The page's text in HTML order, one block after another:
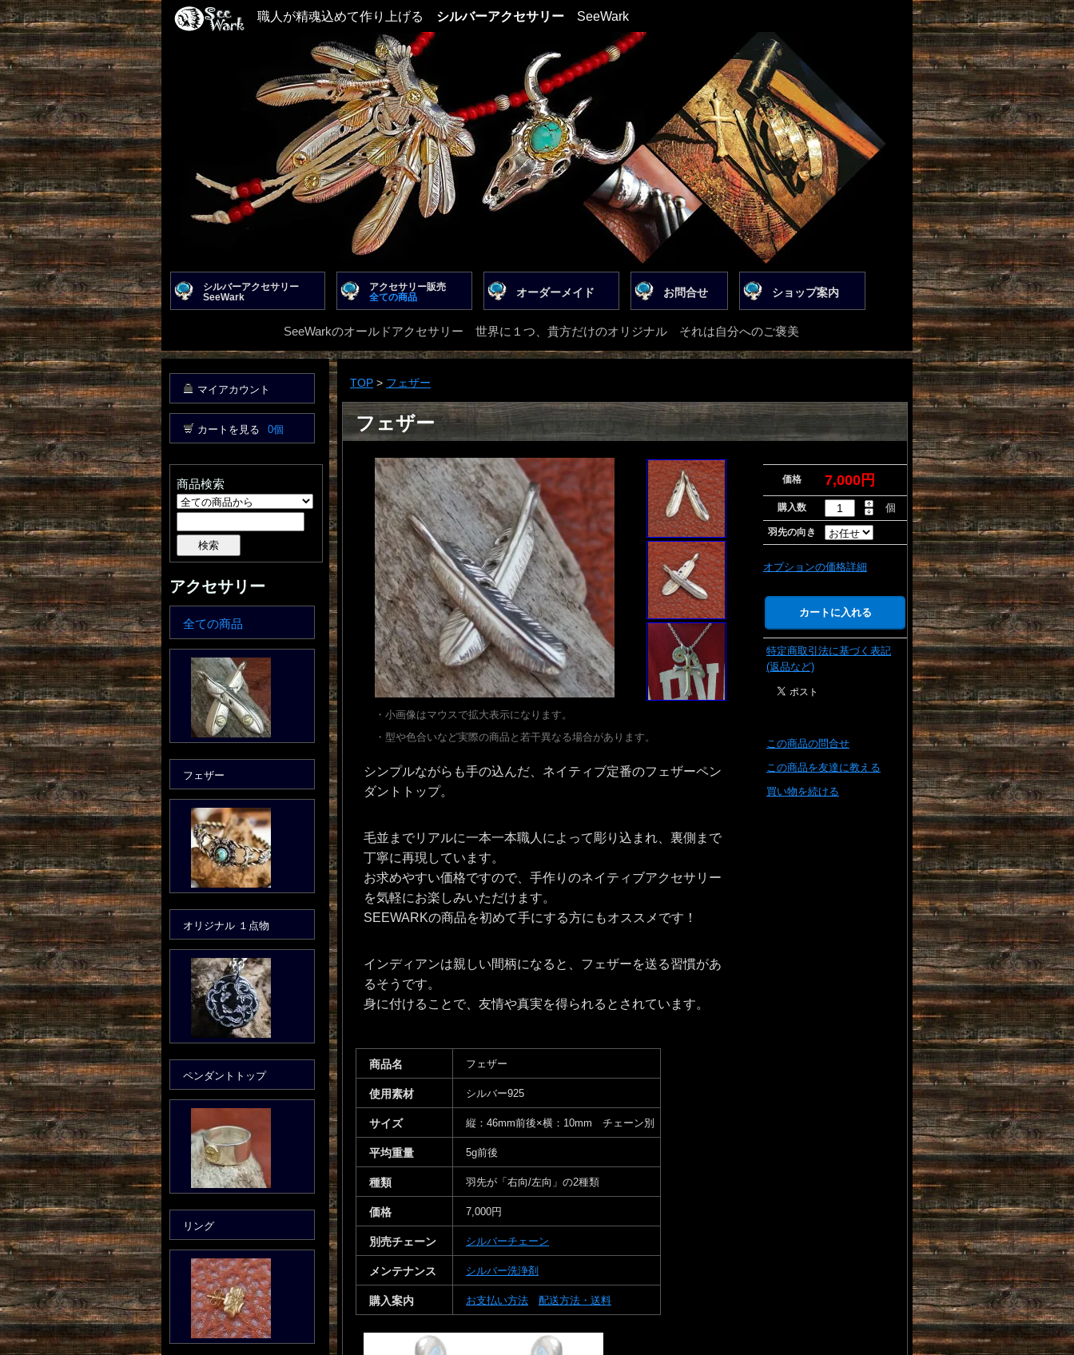
職人が精魂込めて作り上げる シルバーアクセサリー SeeWark
シルバーアクセサリー
SeeWark
アクセサリー販売
全ての商品
オーダーメイド お問合せ ショップ案内
SeeWarkのオールドアクセサリー 世界に１つ、貴方だけのオリジナル それは自分へのご褒美
TOP > フェザー
フェザー
価格 7,000円
購入数 個
羽先の向き
オプションの価格詳細
特定商取引法に基づく表記
(返品など)
この商品の問合せ
この商品を友達に教える
買い物を続ける
・小画像はマウスで拡大表示になります。
・型や色合いなど実際の商品と若干異なる場合があります。
シンプルながらも手の込んだ、ネイティブ定番のフェザーペン
ダントトップ。
毛並までリアルに一本一本職人によって彫り込まれ、裏側まで
丁寧に再現しています。
お求めやすい価格ですので、手作りのネイティブアクセサリー
を気軽にお楽しみいただけます。
SEEWARKの商品を初めて手にする方にもオススメです！
インディアンは親しい間柄になると、フェザーを送る習慣があ
るそうです。
身に付けることで、友情や真実を得られるとされています。
商品名 フェザー
使用素材 シルバー925
サイズ 縦：46mm前後×横：10mm チェーン別
平均重量 5g前後
種類 羽先が「右向/左向」の2種類
価格 7,000円
別売チェーン シルバーチェーン
メンテナンス シルバー洗浄剤
購入案内 お支払い方法 配送方法・送料
マイアカウント
カートを見る 0個
商品検索
アクセサリー
全ての商品
フェザー
オリジナル １点物
ペンダントトップ
リング